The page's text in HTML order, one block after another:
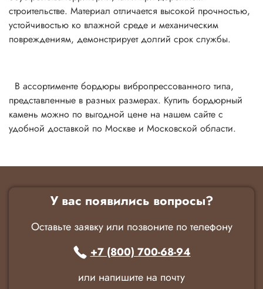
строительстве. Материал отличается высокой прочностью,
устойчивостью ко влажной среде и механическим
повреждениям, демонстрирует долгий срок службы.
В ассортименте бордюры вибропрессованного типа,
представленные в разных размерах. Купить бордюрный
камень можно по выгодной цене на нашем сайте с
удобной доставкой по Москве и Московской области.
У вас появились вопросы?
Оставьте заявку или позвоните по телефону
+7 (800) 700-68-94
или напишите на почту